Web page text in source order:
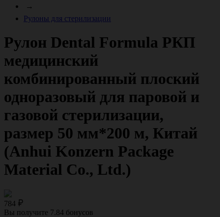
→
Рулоны для стерилизации
Рулон Dental Formula РКП
медицинский
комбинированный плоский
одноразовый для паровой и
газовой стерилизации,
размер 50 мм*200 м, Китай
(Anhui Konzern Package
Material Co., Ltd.)
784
Вы получите 7.84 бонусов